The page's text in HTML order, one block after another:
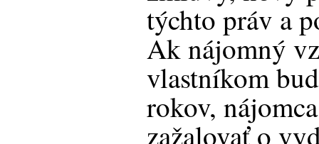
týchto práv a
Ak nájomný
vlastníkom
rokov,
zažalovať o